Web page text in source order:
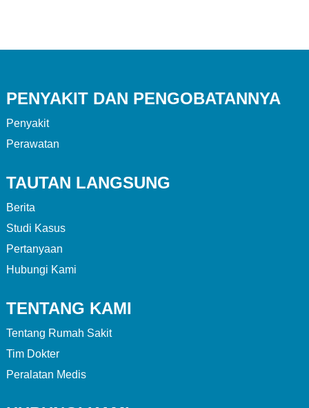
PENYAKIT DAN PENGOBATANNYA
Penyakit
Perawatan
TAUTAN LANGSUNG
Berita
Studi Kasus
Pertanyaan
Hubungi Kami
TENTANG KAMI
Tentang Rumah Sakit
Tim Dokter
Peralatan Medis